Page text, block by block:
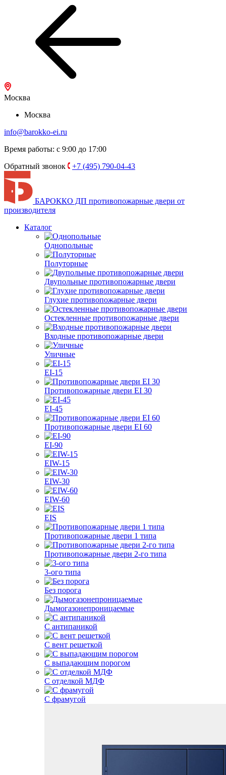
Москва
Москва
info@barokko-ei.ru
Время работы: с 9:00 до 17:00
Обратный звонок
+7 (495) 790-04-43
БАРОККО ДП противопожарные двери от
производителя
Каталог
Однопольные
Полуторные
Двупольные противопожарные двери
Глухие противопожарные двери
Остекленные противопожарные двери
Входные противопожарные двери
Уличные
EI-15
Противопожарные двери EI 30
EI-45
Противопожарные двери EI 60
EI-90
EIW-15
EIW-30
EIW-60
EIS
Противопожарные двери 1 типа
Противопожарные двери 2-го типа
3-ого типа
Без порога
Дымогазонепроницаемые
С антипаникой
С вент решеткой
С выпадающим порогом
С отделкой МДФ
С фрамугой